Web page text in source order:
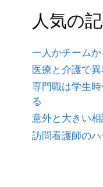
人気の
一人かチーム
医療と介護で
専門職は学生
る
意外と大きい
訪問看護師の